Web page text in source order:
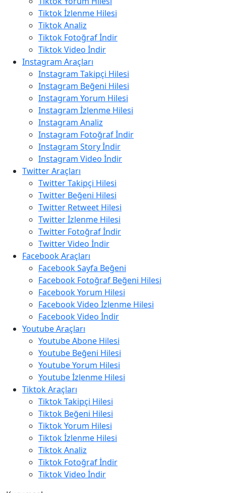
Tiktok İzlenme Hilesi
Tiktok Analiz
Tiktok Fotoğraf İndir
Tiktok Video İndir
Instagram Araçları
Instagram Takipçi Hilesi
Instagram Beğeni Hilesi
Instagram Yorum Hilesi
Instagram İzlenme Hilesi
Instagram Analiz
Instagram Fotoğraf İndir
Instagram Story İndir
Instagram Video İndir
Twitter Araçları
Twitter Takipçi Hilesi
Twitter Beğeni Hilesi
Twitter Retweet Hilesi
Twitter İzlenme Hilesi
Twitter Fotoğraf İndir
Twitter Video İndir
Facebook Araçları
Facebook Sayfa Beğeni
Facebook Fotoğraf Beğeni Hilesi
Facebook Yorum Hilesi
Facebook Video İzlenme Hilesi
Facebook Video İndir
Youtube Araçları
Youtube Abone Hilesi
Youtube Beğeni Hilesi
Youtube Yorum Hilesi
Youtube İzlenme Hilesi
Tiktok Araçları
Tiktok Takipçi Hilesi
Tiktok Beğeni Hilesi
Tiktok Yorum Hilesi
Tiktok İzlenme Hilesi
Tiktok Analiz
Tiktok Fotoğraf İndir
Tiktok Video İndir